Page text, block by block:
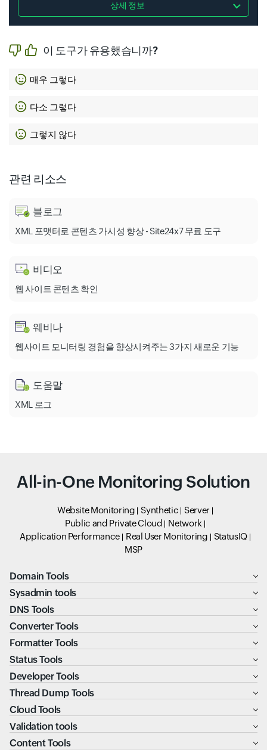
상세 정보
이 도구가 유용했습니까?
매우 그렇다
다소 그렇다
그렇지 않다
관련 리소스
블로그
XML 포맷터로 콘텐츠 가시성 향상 - Site24x7 무료 도구
비디오
웹 사이트 콘텐츠 확인
웨비나
웹사이트 모니터링 경험을 향상시켜주는 3가지 새로운 기능
도움말
XML 로그
All-in-One Monitoring Solution
Website Monitoring Synthetic
Server
Public and Private Cloud
Network
Application Performance
Real User Monitoring
StatusIQ
MSP
Domain Tools
Sysadmin tools
DNS Tools
Converter Tools
Formatter Tools
Status Tools
Developer Tools
Thread Dump Tools
Cloud Tools
Validation tools
Content Tools